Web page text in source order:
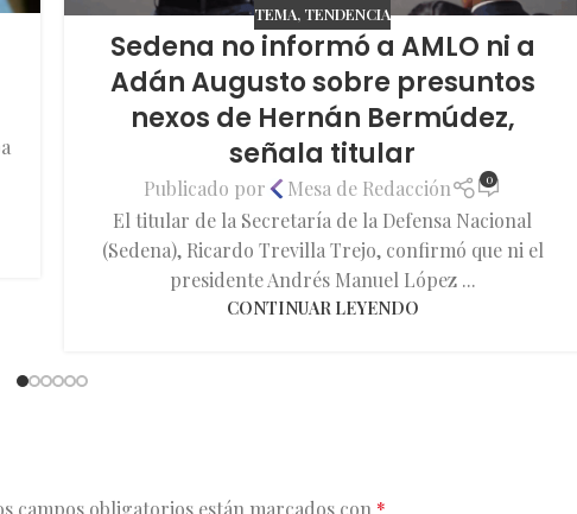
TEMA, TENDENCIA
Sedena no informó a AMLO ni a
Adán Augusto sobre presuntos
nexos de Hernán Bermúdez,
señala titular
Publicado por Mesa de Redacción 0
El titular de la Secretaría de la Defensa Nacional
(Sedena), Ricardo Trevilla Trejo, confirmó que ni el
presidente Andrés Manuel López ...
CONTINUAR LEYENDO
campos obligatorios están marcados con *